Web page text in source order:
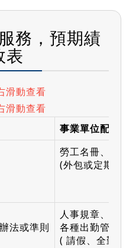
務，預期績
表
滑動查看
滑動查看
事業單位配合提
勞工名冊、職務
(外包或定期契約
法或準則
人事規章、獎懲
各種出勤管理辦
( 請假、全勤、